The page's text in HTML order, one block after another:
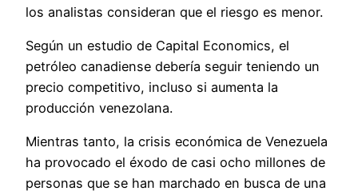
los analistas consideran que el riesgo es menor.
Según un estudio de Capital Economics, el
petróleo canadiense debería seguir teniendo un
precio competitivo, incluso si aumenta la
producción venezolana.
Mientras tanto, la crisis económica de Venezuela
ha provocado el éxodo de casi ocho millones de
personas que se han marchado en busca de una